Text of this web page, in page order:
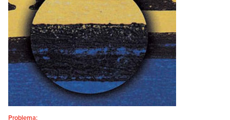
Italiano
SEARCH
Problema: